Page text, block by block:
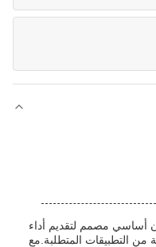
أساسي مصمم لتقديم أداء
من التطبيقات المتطلبة.مع